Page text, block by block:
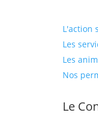
L'action
Les
Les
Nos
Le